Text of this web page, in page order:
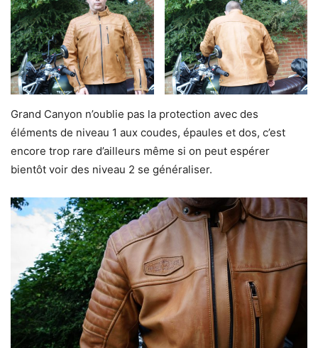
Grand Canyon n’oublie pas la protection avec des
éléments de niveau 1 aux coudes, épaules et dos, c’est
encore trop rare d’ailleurs même si on peut espérer
bientôt voir des niveau 2 se généraliser.